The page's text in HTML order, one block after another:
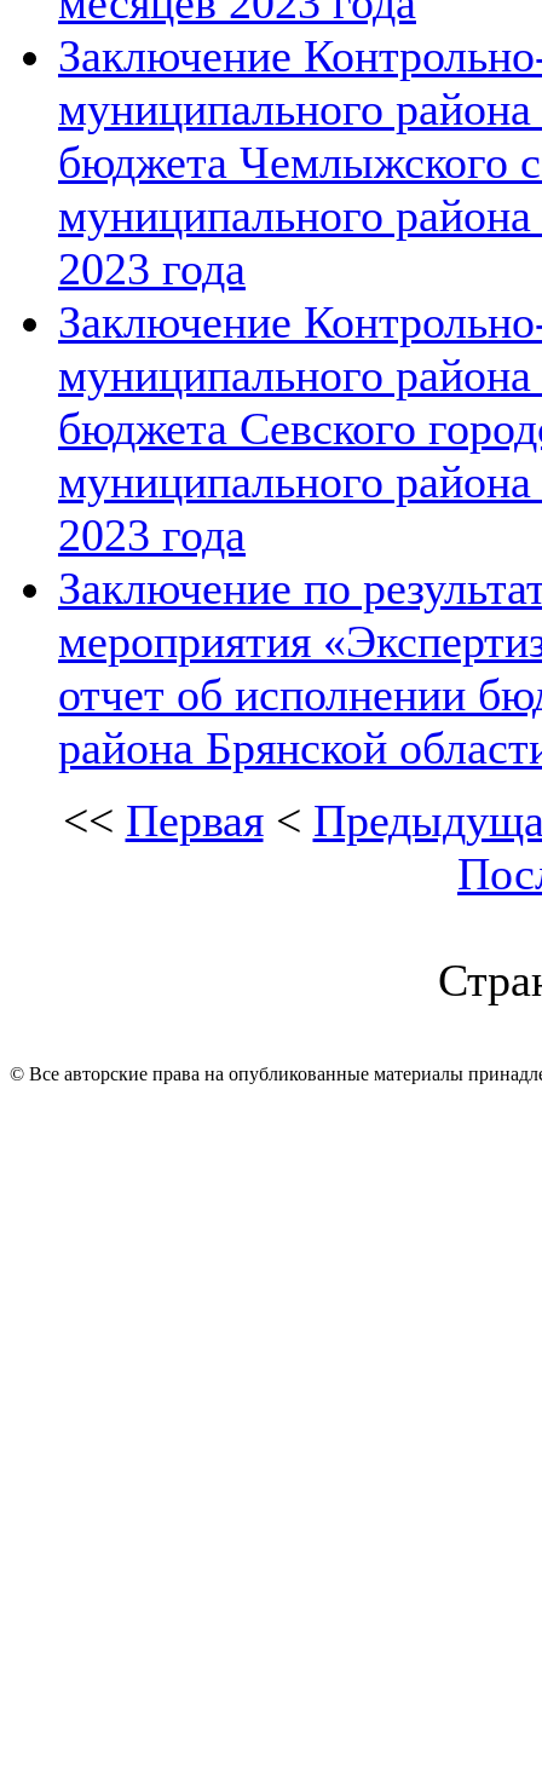
Заключение
муниципального
бюджета Чемлыжского
муниципального
2023 года
Заключение
муниципального
бюджета Севского
муниципального
2023 года
Заключение по
мероприятия
отчет об исполнении
района Брянской
<< Первая<
© Все авторские права на опубликованные материалы